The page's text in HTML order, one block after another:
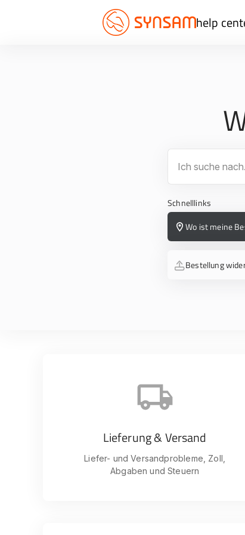
help
Schnelllinks
Wo ist meine
Bestellung
Lieferung & Versand
Liefer- und Versandprobleme, Zoll,
Abgaben und Steuern